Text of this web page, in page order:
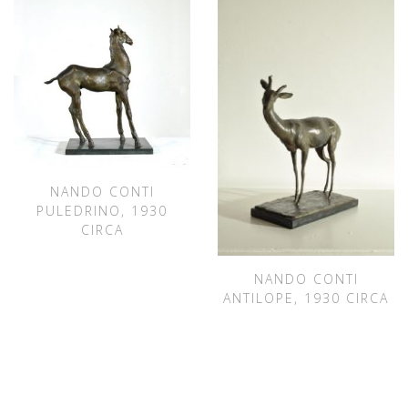
NANDO CONTI
PULEDRINO, 1930
CIRCA
NANDO CONTI
ANTILOPE, 1930 CIRCA